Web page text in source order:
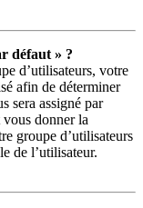
défaut » ?
d’utilisateurs, votre
afin de déterminer
sera assigné par
donner la
groupe d’utilisateurs
de l’utilisateur.